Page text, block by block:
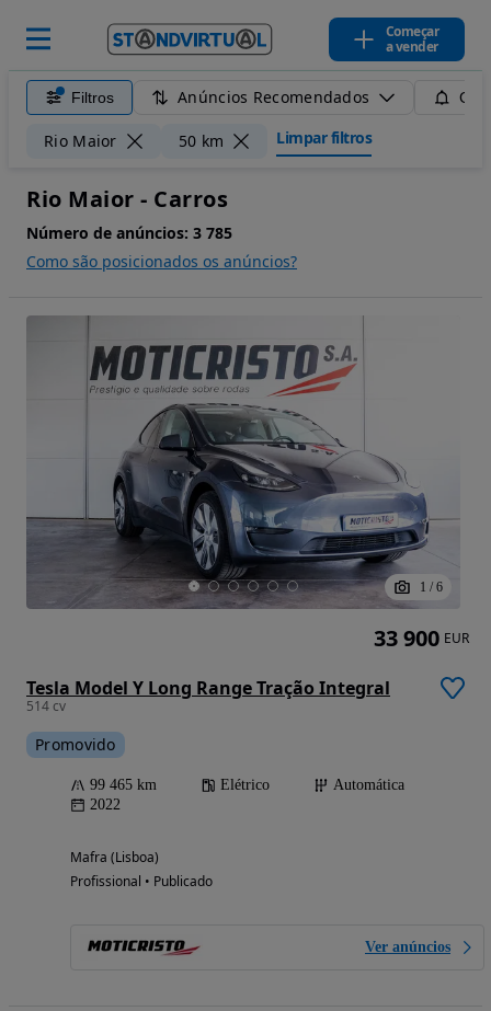
Começar
a vender
Filtros Anúncios Recomendados
Rio Maior 50 km Limpar filtros
Rio Maior - Carros
Número de anúncios: 3 785
Como são posicionados os anúncios?
1 / 6
Tesla Model Y Long Range Tração Integral
514 cv
Promovido
99 465 km Elétrico
Automática
2022
Mafra (Lisboa)
Profissional • Publicado
Ver anúncios
33 900 EUR